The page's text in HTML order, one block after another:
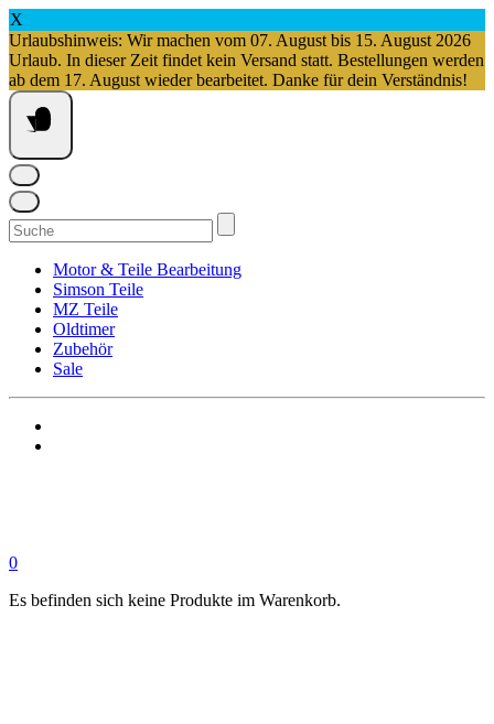
X
Urlaubshinweis: Wir machen vom 07. August bis 15. August 2026
Urlaub. In dieser Zeit findet kein Versand statt. Bestellungen werden
ab dem 17. August wieder bearbeitet. Danke für dein Verständnis!
Springe
zum
Inhalt
Suchen
nach:
Motor & Teile Bearbeitung
Simson Teile
MZ Teile
Oldtimer
Zubehör
Sale
0
Es befinden sich keine Produkte im Warenkorb.